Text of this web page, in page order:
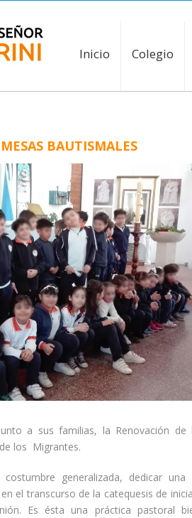
Inicio Colegio
BAUTISMALES
a sus familias, la Renovación de
los Migrantes.
generalizada, dedicar una
el transcurso de la catequesis de
Es ésta una práctica pastoral